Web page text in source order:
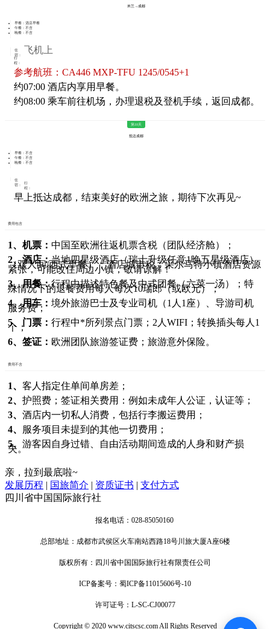
米兰→成都
早餐：酒店早餐
午餐：不含
晚餐：不含
住
宿：
飞机上
行
程：
参考航班：CA446 MXP-TFU 1245/0545+1
约07:00 酒店内享用早餐。
约08:00 乘车前往机场，办理退税及登机手续，返回成都。
第10天
抵达成都
早餐：不含
午餐：不含
晚餐：不含
住
宿：
行
程：
早上抵达成都，结束美好的欧洲之旅，期待下次再见~
费用包含
1、机票：中国至欧洲往返机票含税（团队经济舱）；
2、酒店：当地四星级酒店（瑞士升级任意1晚五星级酒店）
（双人间/西式早餐）；酒店城市税；采尔马特小镇酒店资源
紧张，可能改住周边小镇，敬请谅解！
3、用餐：行程中描述特色餐及中式团餐（六菜一汤）；特
殊情况下的退餐费用每人每次10瑞郎（或欧元）；
4、用车：境外旅游巴士及专业司机（1人1座）、导游司机
服务费；
5、门票：行程中*所列景点门票；2人WIFI；转换插头每人1
个；
6、签证： 欧洲团队旅游签证费；旅游意外保险。
费用不含
1、客人指定住单间单房差；
2、护照费；签证相关费用：例如未成年人公证，认证等；
3、酒店内一切私人消费，包括行李搬运费用；
4、
服务项目未提到的其他一切费用；
5、游客因自身过错、自由活动期间造成的人身和财产损
失。
亲，拉到最底啦~
发展历程
国旅简介 资质证书
支付方式
四川省中国国际旅行社
报名电话：028-85050160
总部地址：成都市武侯区火车南站西路18号川旅大厦A座6楼
版权所有：四川省中国国际旅行社有限责任公司
ICP备案号：蜀ICP备11015606号-10
许可证号：L-SC-CJ00077
Copyright © 2020 www.citscsc.com All Rights Reserved